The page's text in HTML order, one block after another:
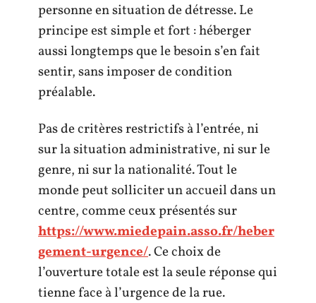
personne en situation de détresse. Le
principe est simple et fort : héberger
aussi longtemps que le besoin s’en fait
sentir, sans imposer de condition
préalable.
Pas de critères restrictifs à l’entrée, ni
sur la situation administrative, ni sur le
genre, ni sur la nationalité. Tout le
monde peut solliciter un accueil dans un
centre, comme ceux présentés sur
https://www.miedepain.asso.fr/heber
gement-urgence/. Ce choix de
l’ouverture totale est la seule réponse qui
tienne face à l’urgence de la rue.